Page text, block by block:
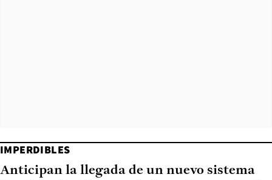
IMPERDIBLES
Anticipan la llegada de un nuevo sistema